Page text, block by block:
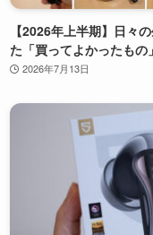
【2026年上半期】日々
た「買ってよかったもの
2026年7月13日